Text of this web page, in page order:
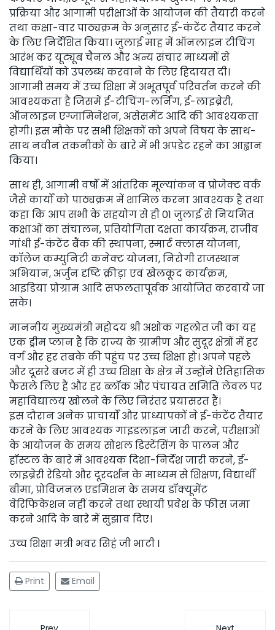
प्रक्रिया और आगामी परीक्षाओं के आयोजन की तैयारी करने
तथा कक्षा-वार पाठ्यक्रम के अनुसार ई-कंटेंट तैयार करने
के लिए निर्देशित किया। जुलाई माह में ऑनलाइन टीचिंग
आरंभ कर यूट्यूब चैनल और अन्य संचार माध्यमों से
विद्यार्थियों को उपलब्ध करवाने के लिए हिदायत दी।
आगामी समय में उच्च शिक्षा में अभूतपूर्व परिवर्तन करने की
आवश्यकता है जिसमें ई-टीचिंग-लर्निंग, ई-लाइब्रेरी,
ऑनलाइन एग्जामिनेशन, असेसमेंट आदि की आवश्यकता
होगी। इस मौके पर सभी शिक्षकों को अपने विषय के साथ-
साथ नवीन तकनीकों के बारे में भी अपडेट रहने का आह्वान
किया।
साथ ही, आगामी वर्षों में आंतरिक मूल्यांकन व प्रोजेक्ट वर्क
जैसे कार्यों को पाठ्यक्रम में शामिल करना आवश्यक है तथा
कहा कि आप सभी के सहयोग से ही 01 जुलाई से नियमित
कक्षाओं का संचालन, प्रतियोगिता दक्षता कार्यक्रम, राजीव
गांधी ई-कंटेंट बैंक की स्थापना, स्मार्ट क्लास योजना,
कॉलेज कम्युनिटी कनेक्ट योजना, निरोगी राजस्थान
अभियान, अर्जुन दृष्टि क्रीड़ा एवं खेलकूद कार्यक्रम,
आइडिया प्रोग्राम आदि सफलतापूर्वक आयोजित करवाये जा
सके।
माननीय मुख्यमंत्री महोदय श्री अशोक गहलोत जी का यह
एक ड्रीम प्लान है कि राज्य के ग्रामीण और सुदूर क्षेत्रों में हर
वर्ग और हर तबके की पहुंच पर उच्च शिक्षा हो। अपने पहले
और दूसरे बजट में ही उच्च शिक्षा के क्षेत्र में उन्होंने ऐतिहासिक
फैसले लिए हैं और हर ब्लॉक और पंचायत समिति लेवल पर
महाविद्यालय खोलने के लिए निरंतर प्रयासरत हैं।
इस दौरान अनेक प्राचार्यों और प्राध्यापकों ने ई-कंटेंट तैयार
करने के लिए आवश्यक गाइडलाइन जारी करने, परीक्षाओं
के आयोजन के समय सोशल डिस्टेंसिंग के पालन और
हॉस्टल के बारे में आवश्यक दिशा-निर्देश जारी करने, ई-
लाइब्रेरी रेडियो और दूरदर्शन के माध्यम से शिक्षण, विद्यार्थी
बीमा, प्रोविजनल एडमिशन के समय डॉक्यूमेंट
वेरिफिकेशन नहीं करने तथा स्थायी प्रवेश के फीस जमा
करने आदि के बारे में सुझाव दिए।
उच्च शिक्षा मत्री भवर सिहं जी भाटी l
Print Email